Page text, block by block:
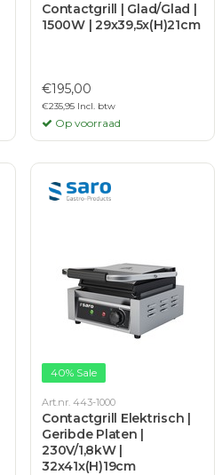
Contactgrill | Glad/Glad |
1500W | 29x39,5x(H)21cm
€195,00
€235,95 Incl. btw
Op voorraad
40% Sale
Art.nr. 443-1000
Contactgrill Elektrisch |
Geribde Platen |
230V/1,8kW |
32x41x(H)19cm